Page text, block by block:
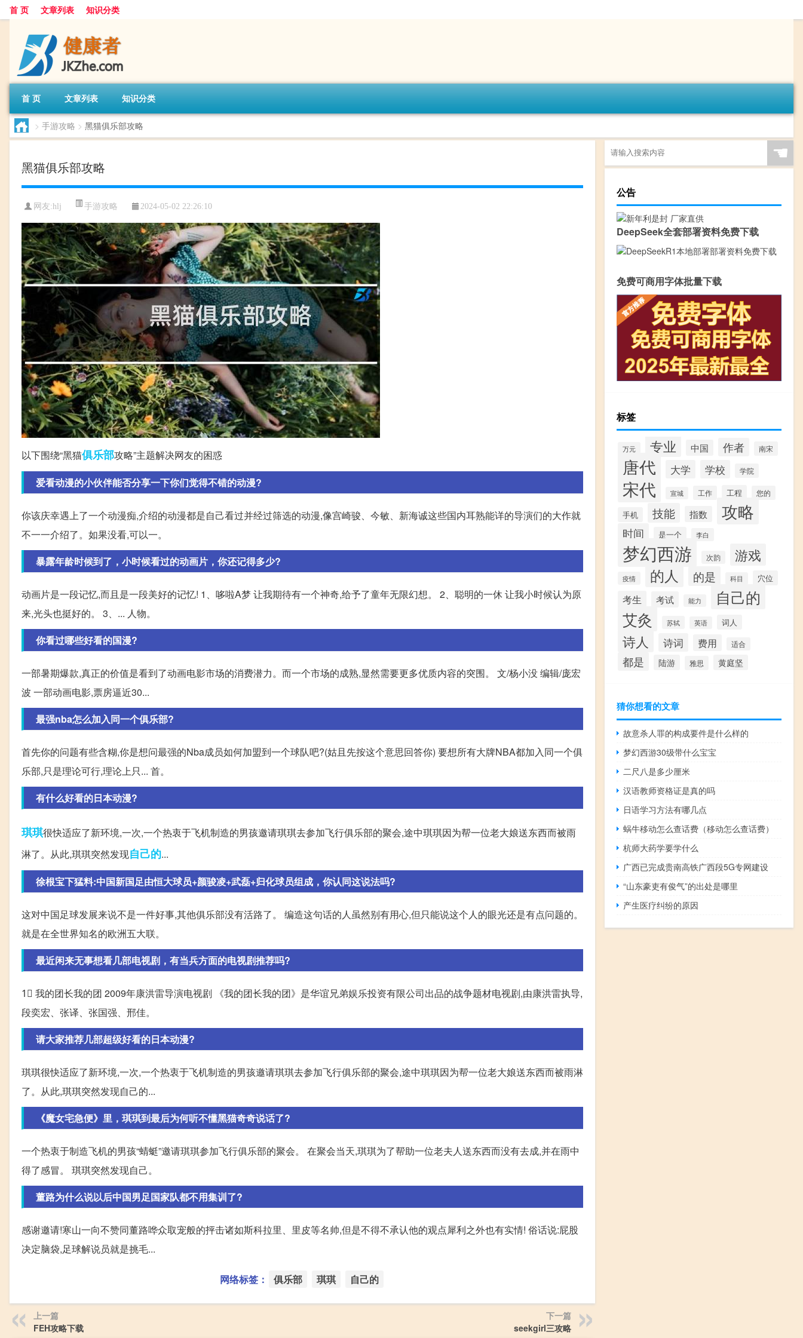
首 页 文章列表 知识分类
首 页 文章列表 知识分类
> 手游攻略 > 黑猫俱乐部攻略
黑猫俱乐部攻略
网友:hlj 手游攻略 2024-05-02 22:26:10
以下围绕“黑猫俱乐部攻略”主题解决网友的困惑
爱看动漫的小伙伴能否分享一下你们觉得不错的动漫?
你该庆幸遇上了一个动漫痴,介绍的动漫都是自己看过并经过筛选的动漫,像宫崎骏、今敏、新海诚这些国内耳熟能详的导演们的大作就
不一一介绍了。如果没看,可以一。
暴露年龄时候到了，小时候看过的动画片，你还记得多少?
动画片是一段记忆,而且是一段美好的记忆! 1、哆啦A梦 让我期待有一个神奇,给予了童年无限幻想。 2、聪明的一休 让我小时候认为原
来,光头也挺好的。 3、... 人物。
你看过哪些好看的国漫?
一部暑期爆款,真正的价值是看到了动画电影市场的消费潜力。而一个市场的成熟,显然需要更多优质内容的突围。 文/杨小没 编辑/庞宏
波 一部动画电影,票房逼近30...
最强nba怎么加入同一个俱乐部?
首先你的问题有些含糊,你是想问最强的Nba成员如何加盟到一个球队吧?(姑且先按这个意思回答你) 要想所有大牌NBA都加入同一个俱
乐部,只是理论可行,理论上只... 首。
有什么好看的日本动漫?
琪琪很快适应了新环境,一次,一个热衷于飞机制造的男孩邀请琪琪去参加飞行俱乐部的聚会,途中琪琪因为帮一位老大娘送东西而被雨
淋了。从此,琪琪突然发现自己的...
徐根宝下猛料:中国新国足由恒大球员+颜骏凌+武磊+归化球员组成，你认同这说法吗?
这对中国足球发展来说不是一件好事,其他俱乐部没有活路了。 编造这句话的人虽然别有用心,但只能说这个人的眼光还是有点问题的。
就是在全世界知名的欧洲五大联。
最近闲来无事想看几部电视剧，有当兵方面的电视剧推荐吗?
1⃣️ 我的团长我的团 2009年康洪雷导演电视剧 《我的团长我的团》是华谊兄弟娱乐投资有限公司出品的战争题材电视剧,由康洪雷执导,
段奕宏、张译、张国强、邢佳。
请大家推荐几部超级好看的日本动漫?
琪琪很快适应了新环境,一次,一个热衷于飞机制造的男孩邀请琪琪去参加飞行俱乐部的聚会,途中琪琪因为帮一位老大娘送东西而被雨淋
了。从此,琪琪突然发现自己的...
《魔女宅急便》里，琪琪到最后为何听不懂黑猫奇奇说话了?
一个热衷于制造飞机的男孩“蜻蜓”邀请琪琪参加飞行俱乐部的聚会。 在聚会当天,琪琪为了帮助一位老夫人送东西而没有去成,并在雨中
得了感冒。 琪琪突然发现自己。
董路为什么说以后中国男足国家队都不用集训了?
感谢邀请!寒山一向不赞同董路哗众取宠般的抨击诸如斯科拉里、里皮等名帅,但是不得不承认他的观点犀利之外也有实情! 俗话说:屁股
决定脑袋,足球解说员就是挑毛...
网络标签： 俱乐部 琪琪 自己的
上一篇
FEH攻略下载
下一篇
seekgirl三攻略
☚
公告
DeepSeek全套部署资料免费下载
免费可商用字体批量下载
标签
万元 专业 中国 作者 南宋
唐代 大学 学校 学院
宋代 宣城 工作 工程 您的
手机 技能 指数 攻略
时间 是一个 李白
梦幻西游 次韵 游戏
疫情 的人 的是 科目 穴位
考生 考试 能力
自己的
艾灸
苏轼 英语 词人
诗人 诗词 费用 适合
都是 陆游 雅思 黄庭坚
猜你想看的文章
故意杀人罪的构成要件是什么样的
梦幻西游30级带什么宝宝
二尺八是多少厘米
汉语教师资格证是真的吗
日语学习方法有哪几点
蜗牛移动怎么查话费（移动怎么查话费）
杭师大药学要学什么
广西已完成贵南高铁广西段5G专网建设
“山东豪吏有俊气”的出处是哪里
产生医疗纠纷的原因